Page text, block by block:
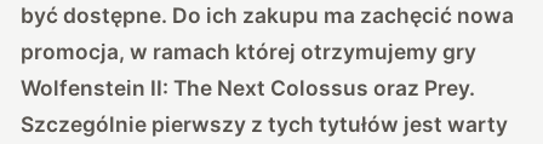
być dostępne. Do ich zakupu ma zachęcić nowa
promocja, w ramach której otrzymujemy gry
Wolfenstein II: The Next Colossus oraz Prey.
Szczególnie pierwszy z tych tytułów jest warty